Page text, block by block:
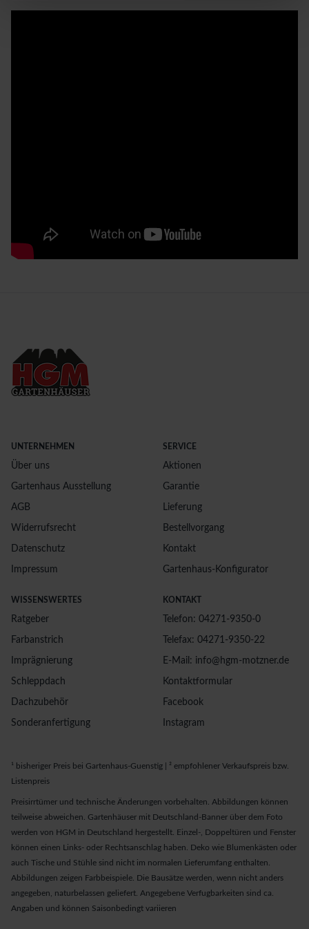
UNTERNEHMEN
Über uns
Gartenhaus Ausstellung
AGB
Widerrufsrecht
Datenschutz
Impressum
SERVICE
Aktionen
Garantie
Lieferung
Bestellvorgang
Kontakt
Gartenhaus-Konfigurator
WISSENSWERTES
Ratgeber
Farbanstrich
Imprägnierung
Schleppdach
Dachzubehör
Sonderanfertigung
KONTAKT
Telefon: 04271-9350-0
Telefax: 04271-9350-22
E-Mail: info@hgm-motzner.de
Kontaktformular
Facebook
Instagram
¹ bisheriger Preis bei Gartenhaus-Guenstig | ² empfohlener Verkaufspreis bzw.
Listenpreis
Preisirrtümer und technische Änderungen vorbehalten. Abbildungen können
teilweise abweichen. Gartenhäuser mit Deutschland-Banner über dem Foto
werden von HGM in Deutschland hergestellt. Einzel-, Doppeltüren und Fenster
können einen Links- oder Rechtsanschlag haben. Deko wie Blumenkästen oder
auch Tische und Stühle sind nicht im normalen Lieferumfang enthalten.
Abbildungen zeigen Farbbeispiele. Die Bausätze werden, wenn nicht anders
angegeben, naturbelassen geliefert. Angegebene Verfugbarkeiten sind ca.
Angaben und können Saisonbedingt variieren